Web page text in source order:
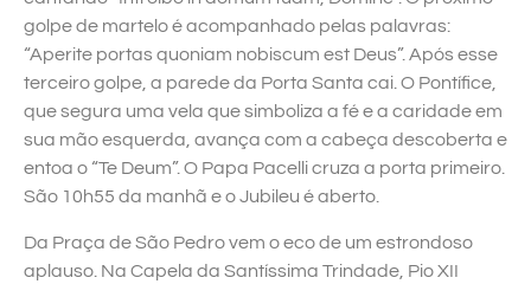
golpe de martelo é acompanhado pelas palavras:
“Aperite portas quoniam nobiscum est Deus”. Após esse
terceiro golpe, a parede da Porta Santa cai. O Pontífice,
que segura uma vela que simboliza a fé e a caridade em
sua mão esquerda, avança com a cabeça descoberta e
entoa o “Te Deum”. O Papa Pacelli cruza a porta primeiro.
São 10h55 da manhã e o Jubileu é aberto.
Da Praça de São Pedro vem o eco de um estrondoso
aplauso. Na Capela da Santíssima Trindade, Pio XII